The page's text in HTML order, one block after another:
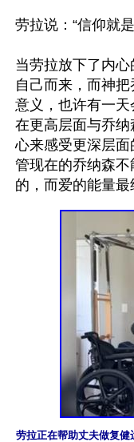
劳拉说：“信仰就
当劳拉放下了内
自己而来，而神
意义，也许有一
在更高层面与乔
心来感受更深层
管现在的乔纳森
劳拉正在帮助丈夫做复健